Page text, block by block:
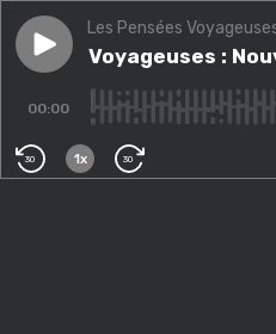
Play episodePensées
Les Pensées
Voyageuses :
00:00
30 1x 30